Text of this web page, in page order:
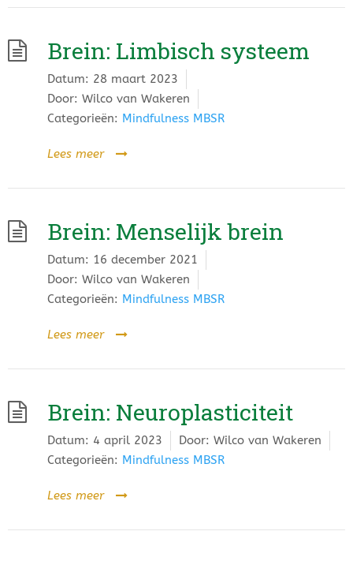
Brein: Limbisch systeem
Datum: 28 maart 2023
Door: Wilco van Wakeren
Categorieën: Mindfulness MBSR
Lees meer
Brein: Menselijk brein
Datum: 16 december 2021
Door: Wilco van Wakeren
Categorieën: Mindfulness MBSR
Lees meer
Brein: Neuroplasticiteit
Datum: 4 april 2023 Door: Wilco van Wakeren
Categorieën: Mindfulness MBSR
Lees meer